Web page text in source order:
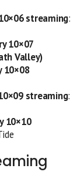
streaming:
10×07
Valley)
10×08
streaming:
10×10